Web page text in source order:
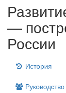
—
России
История
Руководство